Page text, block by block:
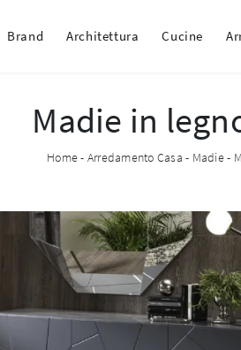
Brand Architettura Cucine
Madie in
Home- Arredamento Casa - Madie-